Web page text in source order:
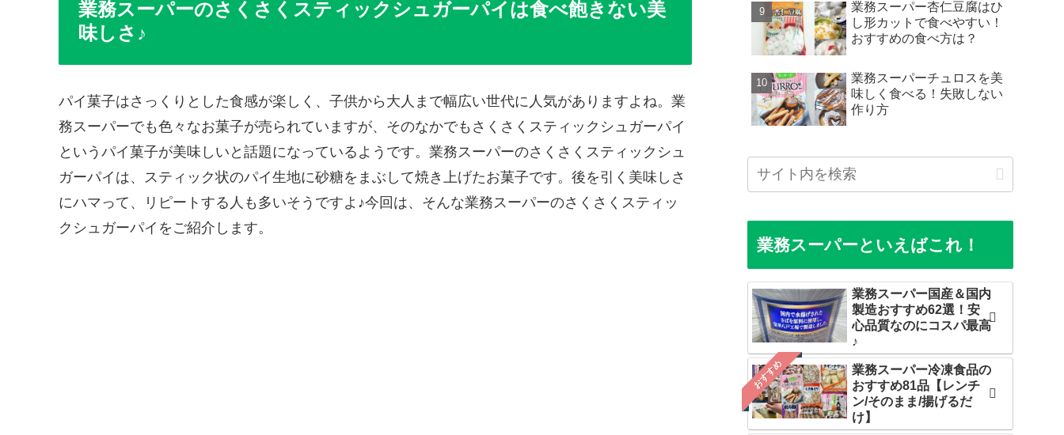
業務スーパーのさくさくスティックシュガーパイは食べ飽きない美
味しさ♪
パイ菓子はさっくりとした食感が楽しく、子供から大人まで幅広い世代に人気がありますよね。業
務スーパーでも色々なお菓子が売られていますが、そのなかでもさくさくスティックシュガーパイ
というパイ菓子が美味しいと話題になっているようです。業務スーパーのさくさくスティックシュ
ガーパイは、スティック状のパイ生地に砂糖をまぶして焼き上げたお菓子です。後を引く美味しさ
にハマって、リピートする人も多いそうですよ♪今回は、そんな業務スーパーのさくさくスティッ
クシュガーパイをご紹介します。
業務スーパー杏仁豆腐はひ
し形カットで食べやすい！
おすすめの食べ方は？
業務スーパーチュロスを美
味しく食べる！失敗しない
作り方
業務スーパーといえばこれ！
業務スーパー国産＆国内
製造おすすめ62選！安
心品質なのにコスパ最高
♪
おすすめ
業務スーパー冷凍食品の
おすすめ81品【レンチ
ン/そのまま/揚げるだ
け】